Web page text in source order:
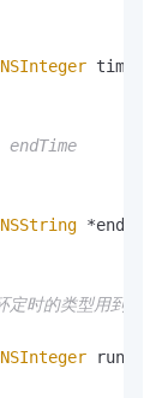
NSInteger
endTime
NSString
环定时的类型用到
NSInteger